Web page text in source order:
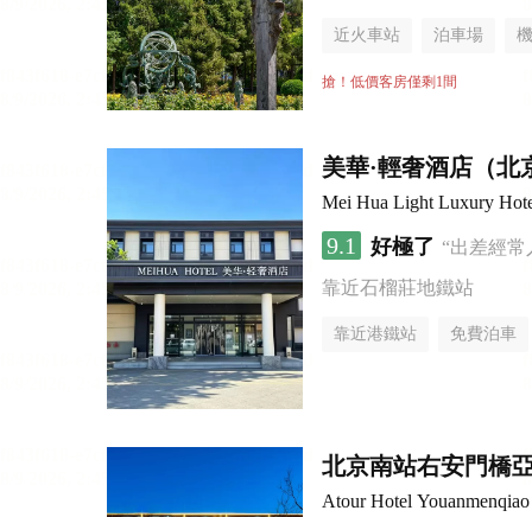
近火車站 泊車場
無煙樓層
搶！低價客房僅剩1間
美華·輕奢酒店（
Mei Hua Light Luxury
9.1 好極了 “出差經常
靠近石榴莊地鐵站
靠近港鐵站 免費泊車
北京南站右安門橋
Atour Hotel